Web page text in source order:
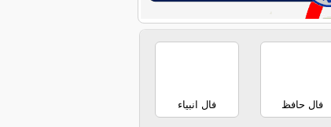
فال حافظ فال انبیاء